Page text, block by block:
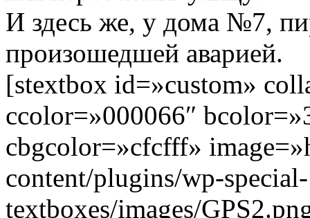
И здесь же, у дома №7,
произошедшей аварией.
[stextbox id=»custom»
ccolor=»000066″
cbgcolor=»cfcfff»
content/plugins/wp-special-
textboxes/images/